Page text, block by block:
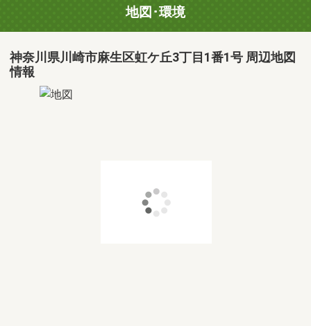
地図･環境
神奈川県川崎市麻生区虹ケ丘3丁目1番1号 周辺地図
情報